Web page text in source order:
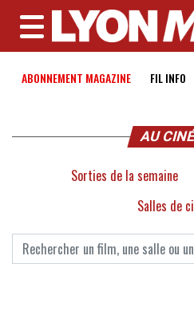
MENU
ABONNEMENT MAGAZINE FIL INFO
AU
Sorties de la semaine
Salles de